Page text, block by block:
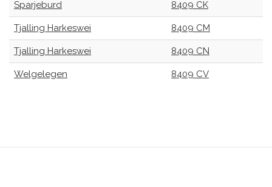
Sparjeburd 8409 CK
Tjalling Harkeswei 8409 CM
Tjalling Harkeswei 8409 CN
Welgelegen 8409 CV